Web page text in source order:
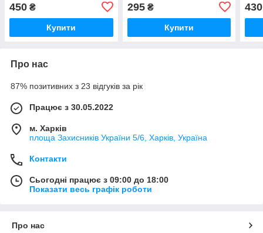
450 ₴
Купити
295₴
Купити
430
Про нас
87% позитивних з 23 відгуків за рік
Працює з 30.05.2022
м. Харків
площа Захисників України 5/6, Харків, Україна
Контакти
Сьогодні працює з 09:00 до 18:00
Показати весь графік роботи
Про нас